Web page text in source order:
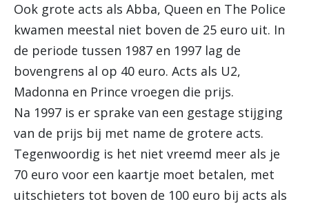
Ook grote acts als Abba, Queen en The Police
kwamen meestal niet boven de 25 euro uit. In
de periode tussen 1987 en 1997 lag de
bovengrens al op 40 euro. Acts als U2,
Madonna en Prince vroegen die prijs.
Na 1997 is er sprake van een gestage stijging
van de prijs bij met name de grotere acts.
Tegenwoordig is het niet vreemd meer als je
70 euro voor een kaartje moet betalen, met
uitschieters tot boven de 100 euro bij acts als